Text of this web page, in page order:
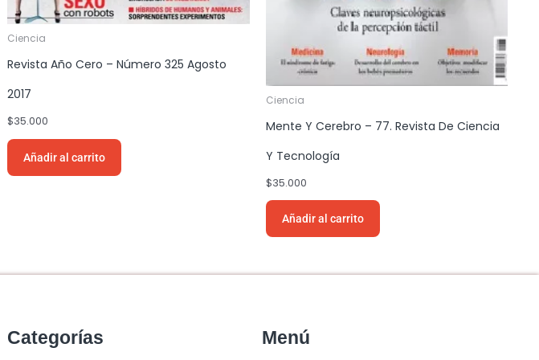
Ciencia
Revista Año Cero – Número 325 Agosto
2017
$35.000
Añadir al carrito
Ciencia
Mente Y Cerebro – 77. Revista De Ciencia
Y Tecnología
$35.000
Añadir al carrito
Categorías Menú